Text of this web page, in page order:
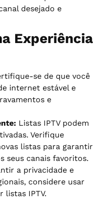
desejado e
Experiência
se de que você
internet estável e
e
Listas IPTV podem
Verifique
listas para garantir
seus canais favoritos.
a privacidade e
considere usar
listas IPTV.